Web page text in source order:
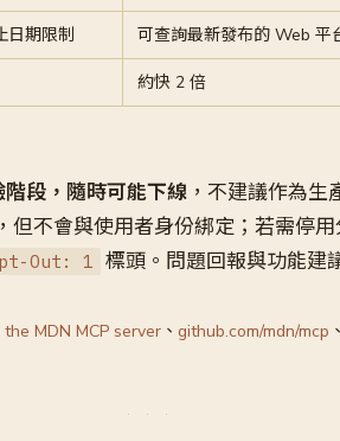
日期限制 可查詢最新發布的 Web 平
約快 2 倍
階段，隨時可能下線 ，不建議作為
但不會與使用者身份綁定；若需停
Out: 1 標頭。問題回報與功能建
MDN MCP server 、 github.com/mdn/mcp 、